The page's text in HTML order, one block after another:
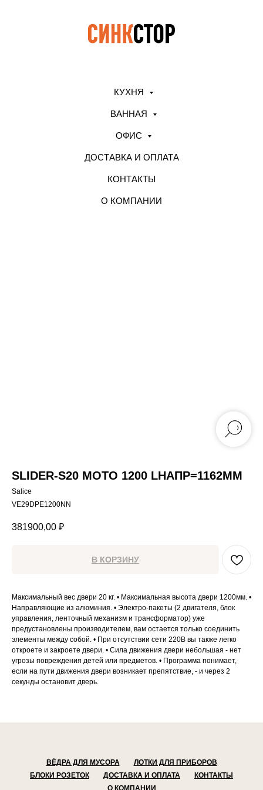
КУХНЯ
ВАННАЯ
ОФИС
ДОСТАВКА И ОПЛАТА
КОНТАКТЫ
О КОМПАНИИ
SLIDER-S20 MOTO 1200 LНАПР=1162ММ
Salice
VE29DPE1200NN
381900,00 ₽
В КОРЗИНУ
Максимальный вес двери 20 кг. • Максимальная высота двери 1200мм. •
Направляющие из алюминия. • Электро-пакеты (2 двигателя, блок
управления, ленточный механизм и трансформатор) уже
предустановлены производителем, вам остается только соединить
элементы между собой. • При отсутствии сети 220В вы также легко
откроете и закроете двери. • Сила движения двери небольшая - нет
угрозы повреждения детей или предметов. • Программа понимает,
если на пути движения двери возникает препятствие, - и через 2
секунды остановит дверь.
ВЁДРА ДЛЯ МУСОРА
ЛОТКИ ДЛЯ ПРИБОРОВ
БЛОКИ РОЗЕТОК
ДОСТАВКА И ОПЛАТА
КОНТАКТЫ